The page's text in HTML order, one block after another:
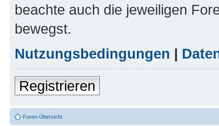
beachte auch die jeweiligen
bewegst.
Nutzungsbedingungen |
Registrieren
Foren-Übersicht